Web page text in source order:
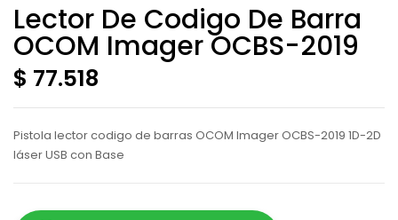
Lector De Codigo De Barra
OCOM Imager OCBS-2019
$ 77.518
Pistola lector codigo de barras OCOM Imager OCBS-2019 1D-2D
láser USB con Base